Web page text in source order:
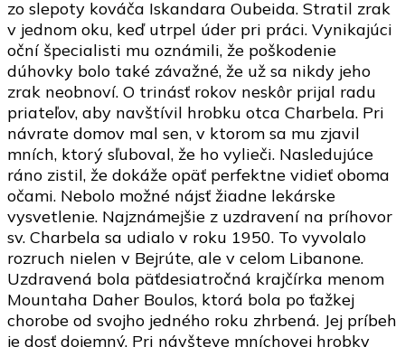
zo slepoty kováča Iskandara Oubeida. Stratil zrak
v jednom oku, keď utrpel úder pri práci. Vynikajúci
oční špecialisti mu oznámili, že poškodenie
dúhovky bolo také závažné, že už sa nikdy jeho
zrak neobnoví. O trinásť rokov neskôr prijal radu
priateľov, aby navštívil hrobku otca Charbela. Pri
návrate domov mal sen, v ktorom sa mu zjavil
mních, ktorý sľuboval, že ho vylieči. Nasledujúce
ráno zistil, že dokáže opäť perfektne vidieť oboma
očami. Nebolo možné nájsť žiadne lekárske
vysvetlenie. Najznámejšie z uzdravení na príhovor
sv. Charbela sa udialo v roku 1950. To vyvolalo
rozruch nielen v Bejrúte, ale v celom Libanone.
Uzdravená bola päťdesiatročná krajčírka menom
Mountaha Daher Boulos, ktorá bola po ťažkej
chorobe od svojho jedného roku zhrbená. Jej príbeh
je dosť dojemný. Pri návšteve mníchovej hrobky